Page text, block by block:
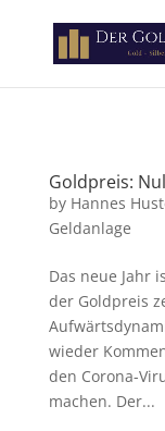
Goldpreis:
by Hannes
Geldanlage
Das neue Jahr
der Goldpreis
wieder
den Corona-
machen. Der...